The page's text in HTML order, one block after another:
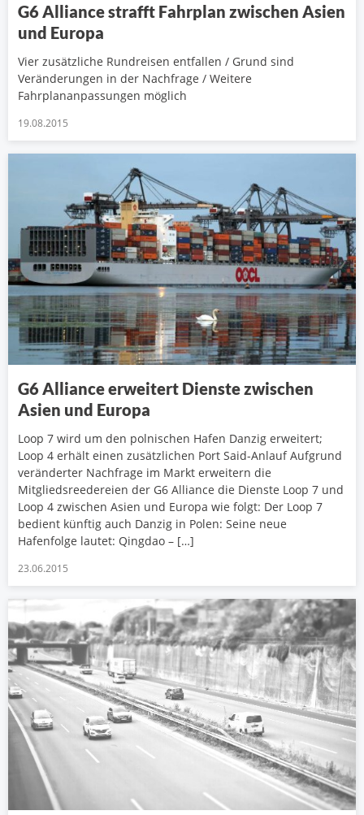
G6 Alliance strafft Fahrplan zwischen Asien
und Europa
Vier zusätzliche Rundreisen entfallen / Grund sind
Veränderungen in der Nachfrage / Weitere
Fahrplananpassungen möglich
19.08.2015
G6 Alliance erweitert Dienste zwischen
Asien und Europa
Loop 7 wird um den polnischen Hafen Danzig erweitert;
Loop 4 erhält einen zusätzlichen Port Said-Anlauf Aufgrund
veränderter Nachfrage im Markt erweitern die
Mitgliedsreedereien der G6 Alliance die Dienste Loop 7 und
Loop 4 zwischen Asien und Europa wie folgt: Der Loop 7
bedient künftig auch Danzig in Polen: Seine neue
Hafenfolge lautet: Qingdao – […]
23.06.2015